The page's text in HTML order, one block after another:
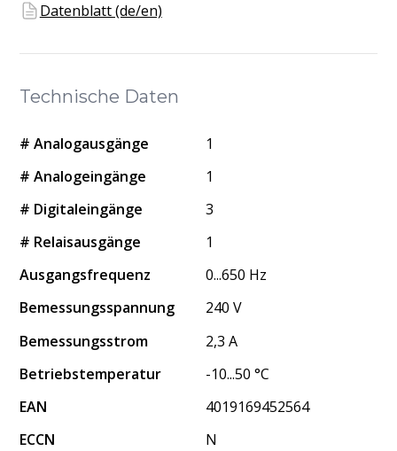
Technische Daten
# Analogausgänge
1
# Analogeingänge
1
# Digitaleingänge
3
# Relaisausgänge
1
Ausgangsfrequenz
0...650 Hz
Bemessungsspannung
240 V
Bemessungsstrom
2,3 A
Betriebstemperatur
-10...50 °C
EAN
4019169452564
ECCN
N
Datenblatt (de/en)